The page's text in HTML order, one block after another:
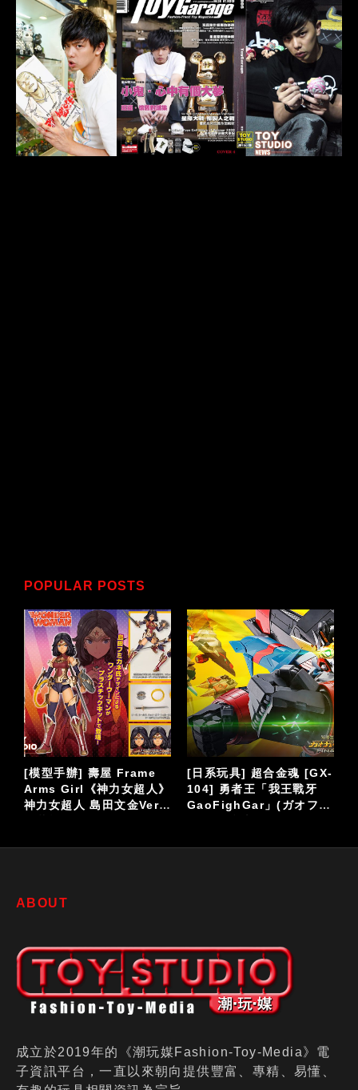
POPULAR POSTS
[日系玩具] Action Toys
「ACTION合金」系列
《百獸王》VOLTRON
[潮流玩具] 46年老店 台中
西洋城玩具 最後的巡禮回
顧
ABOUT
成立於2019年的《潮玩媒Fashion-Toy-Media》電
子資訊平台，一直以來朝向提供豐富、專精、易懂、